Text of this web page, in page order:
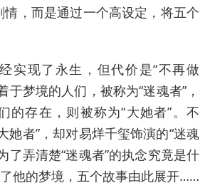
，而是通过一个高设定，将五个
实现了永生，但代价是“不再做
于梦境的人们，被称为“迷魂者”，
的存在，则被称为“大她者”。不
她者”，却对易烊千玺饰演的“迷魂
了弄清楚“迷魂者”的执念究竟是什
了他的梦境，五个故事由此展开……